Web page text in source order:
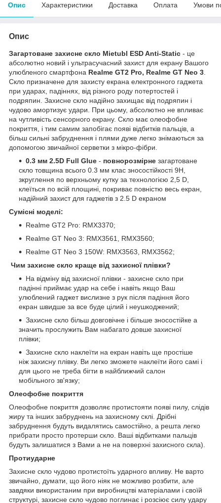
Опис Характеристики Доставка Оплата Умови
Опис
Загартоване захисне скло Mietubl ESD Anti-Static - це
абсолютно новий і ультрасучасний захист для екрану Вашого
улюбленого смартфона Realme GT2 Pro, Realme GT Neo 3
Скло призначене для захисту екрана електронного гаджета
при ударах, падіннях, від різного роду потертостей і
подряпин. Захисне скло надійно захищає від подряпин і
чудово амортизує удари. При цьому, абсолютно не впливає
на чутливість сенсорного екрану. Скло має олеофобне
покриття, і тим самим запобігає появі відбитків пальців, а
більш сильні забруднення і плями дуже легко знімаються за
допомогою звичайної серветки з мікро-фібри.
0.3 мм 2.5D Full Glue - повнорозмірне загартоване
скло товщина всього 0.3 мм клас зносостійкості 9H,
зкруглення по верхньому кутку за технологією 2,5 D,
клеїться по всій площині, покриває повністю весь екран,
надійний захист для гаджетів з 2.5 D екраном
Сумісні моделі:
Realme GT2 Pro: RMX3370;
Realme GT Neo 3: RMX3561, RMX3560;
Realme GT Neo 3 150W: RMX3563, RMX3562;
Чим захисне скло краще від захисної плівки?
На відміну від захисної плівки - захисне скло при
падінні приймає удар на себе і навіть якщо Ваш
улюблений гаджет вислизне з рук після падіння його
екран швидше за все буде цілий і неушкоджений;
Захисне скло більш довговічне і більше зносостійке а
значить прослужить Вам набагато довше захисної
плівки;
Захисне скло наклеїти на екран навіть ще простіше
ніж захисну плівку. Ви легко зможете наклеїти його самі і
для цього не треба бігти в найближчий салон
мобільного зв'язку;
Олеофобне покриття
Олеофобне покриття дозволяє протистояти появі пилу, слідів
жиру та інших забруднень на захисному склі. Дрібні
забруднення будуть видалятись самостійно, а решта легко
прибрати просто протерши скло. Ваші відбитками пальців
будуть залишатися з Вами а не на поверхні захисного скла).
Протиударне
Захисне скло чудово протистоїть ударного впливу. Не варто
звичайно, думати, що його ніяк не можливо розбити, але
завдяки використаним при виробництві матеріалами і своїй
структурі, захисне скло чудово поглинає і розсіює силу удару